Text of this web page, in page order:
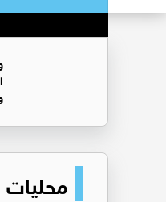
محليات